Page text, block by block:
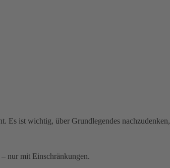
Es ist wichtig, über Grundlegendes nachzudenken,
nur mit Einschränkungen.